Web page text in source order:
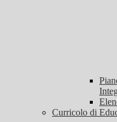
Curricolo di